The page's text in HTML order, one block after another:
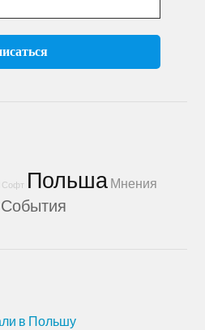
Софт Польша Мнения
События
в Польшу